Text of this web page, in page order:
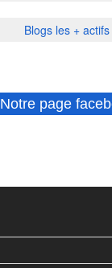
Blogs les + actifs
Notre page